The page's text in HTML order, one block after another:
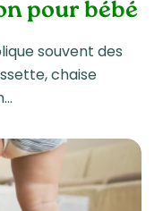
pour bébé
souvent des
chaise